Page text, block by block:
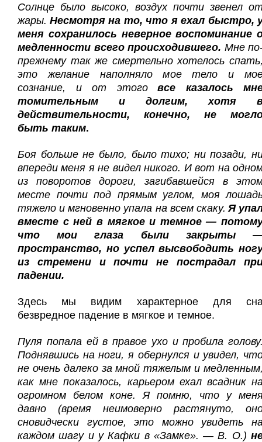
Солнце было высоко, воздух почти звенел
жары. Несмотря на то, что я ехал быстро,
меня сохранилось неверное воспоминание
медленности всего происходившего. Мне
прежнему так же смертельно хотелось
это желание наполняло мое тело и
сознание, и от этого
все казалось
томительным и долгим, хотя
действительности, конечно, не
быть таким.
Боя больше не было, было тихо; ни позади,
впереди меня я не видел никого. И вот на
из поворотов дороги, загибавшейся в
месте почти под прямым углом, моя
тяжело и мгновенно упала на всем скаку. Я
вместе с ней в мягкое и темное —
что мои глаза были закрыты
пространство, но успел высвободить
из стремени и почти не пострадал
падении.
Здесь мы видим характерное для
безвредное падение в мягкое и темное.
Пуля попала ей в правое ухо и пробила
Поднявшись на ноги, я обернулся и увидел,
не очень далеко за мной тяжелым и
как мне показалось, карьером ехал всадник
огромном белом коне. Я помню, что у
давно (время неимоверно растянуто,
сновидчески густое, это можно увидеть
каждом шагу и у Кафки в «Замке». — В. О.)